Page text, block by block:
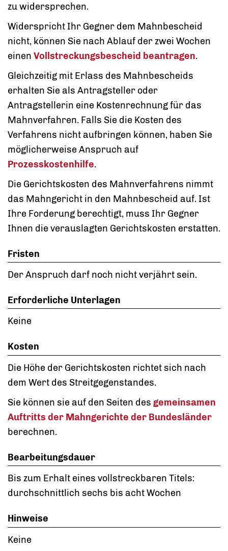
zu widersprechen.
Widerspricht Ihr Gegner dem Mahnbescheid
nicht, können Sie nach Ablauf der zwei Wochen
einen Vollstreckungsbescheid beantragen.
Gleichzeitig mit Erlass des Mahnbescheids
erhalten Sie als Antragsteller oder
Antragstellerin eine Kostenrechnung für das
Mahnverfahren. Falls Sie die Kosten des
Verfahrens nicht aufbringen können, haben Sie
möglicherweise Anspruch auf
Prozesskostenhilfe.
Die Gerichtskosten des Mahnverfahrens nimmt
das Mahngericht in den Mahnbescheid auf. Ist
Ihre Forderung berechtigt, muss Ihr Gegner
Ihnen die verauslagten Gerichtskosten erstatten.
Fristen
Der Anspruch darf noch nicht verjährt sein.
Erforderliche Unterlagen
Keine
Kosten
Die Höhe der Gerichtskosten richtet sich nach
dem Wert des Streitgegenstandes.
Sie können sie auf den Seiten des gemeinsamen
Auftritts der Mahngerichte der Bundesländer
berechnen.
Bearbeitungsdauer
Bis zum Erhalt eines vollstreckbaren Titels:
durchschnittlich sechs bis acht Wochen
Hinweise
Keine